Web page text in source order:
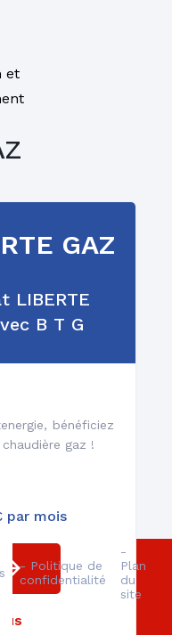
GAZ
LIBERTE
B T G
bénéficiez
gaz !
par mois
et
de
- Politique de
confidentialité
-
Plan
du
site